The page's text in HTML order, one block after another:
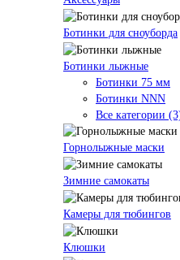
Ботинки для сноуборда
Ботинки лыжные
Ботинки 75 мм
Ботинки NNN
Все категории
Горнолыжные маски
Зимние самокаты
Камеры для тюбингов
Клюшки